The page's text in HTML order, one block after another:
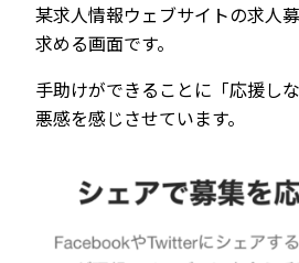
某求人情報ウェブサイトの求人
求める画面です。
手助けができることに「応援し
悪感を感じさせています。